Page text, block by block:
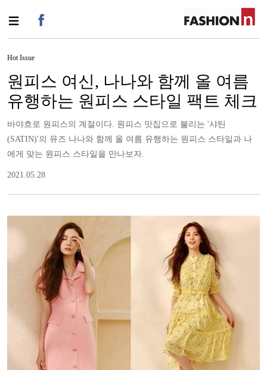
Hot Issue
원피스 여신, 나나와 함께 올 여름
유행하는 원피스 스타일 팩트 체크
바야흐로 원피스의 계절이다. 원피스 맛집으로 불리는 '샤틴
(SATIN)'의 뮤즈 나나와 함께 올 여름 유행하는 원피스 스타일과 나
에게 맞는 원피스 스타일을 만나보자.
2021.05.28